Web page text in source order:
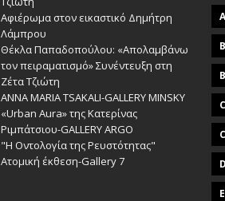
Αφιέρωμα στον εικαστικό Δημήτρη
Λάμπρου
Θέκλα Παπαδοπούλου: «Απολαμβάνω
τον πειραματισμό» Συνέντευξη στη
Ζέτα Τζιώτη
ANNA MARIA TSAKALI-GALLERY MINSKY
«Urban Aura» της Κατερίνας
Ριμπάτσιου-GALLERY ARGO
"Η Οντολογία της Ρευστότητας"
Ατομική έκθεση-Gallery 7